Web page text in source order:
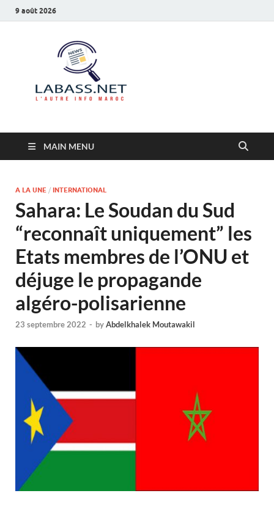
9 août 2026
MAIN MENU
A LA UNE / INTERNATIONAL
Sahara: Le Soudan du Sud
“reconnaît uniquement” les
Etats membres de l’ONU et
déjuge le propagande
algéro-polisarienne
23 septembre 2022 - byAbdelkhalek Moutawakil